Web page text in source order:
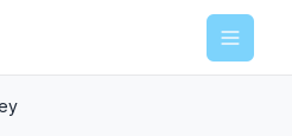
Menu